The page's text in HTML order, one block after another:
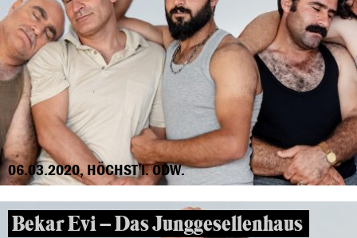
06.03.2020, HÖCHST I. ODW.
Bekar Evi – Das Junggesellenhaus